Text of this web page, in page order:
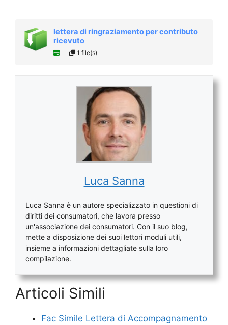
lettera di ringraziamento per contributo
ricevuto
1 file(s)
Luca Sanna
Luca Sanna è un autore specializzato in questioni di
diritti dei consumatori, che lavora presso
un'associazione dei consumatori. Con il suo blog,
mette a disposizione dei suoi lettori moduli utili,
insieme a informazioni dettagliate sulla loro
compilazione.
Articoli Simili
Fac Simile Lettera di Accompagnamento